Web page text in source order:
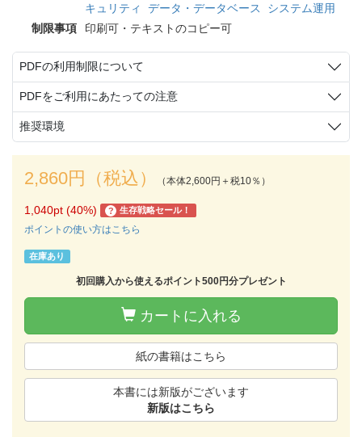
キュリティ
データ・データベース
システム運用
制限事項
印刷可・テキストのコピー可
PDFの利用制限について
PDFをご利用にあたっての注意
推奨環境
2,860円（税込） （本体2,600円＋税10％）
1,040pt (40%) ? 生存戦略セール！
ポイントの使い方はこちら
在庫あり
初回購入から使えるポイント500円分プレゼント
カートに入れる
紙の書籍はこちら
本書には新版がございます
新版はこちら